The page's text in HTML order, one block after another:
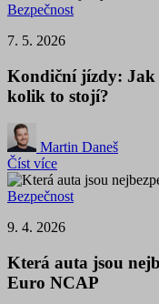
Bezpečnost
7. 5. 2026
Kondiční jízdy: Jak
kolik to stojí?
Martin Daneš
Číst více
Bezpečnost
9. 4. 2026
Která auta jsou
Euro NCAP